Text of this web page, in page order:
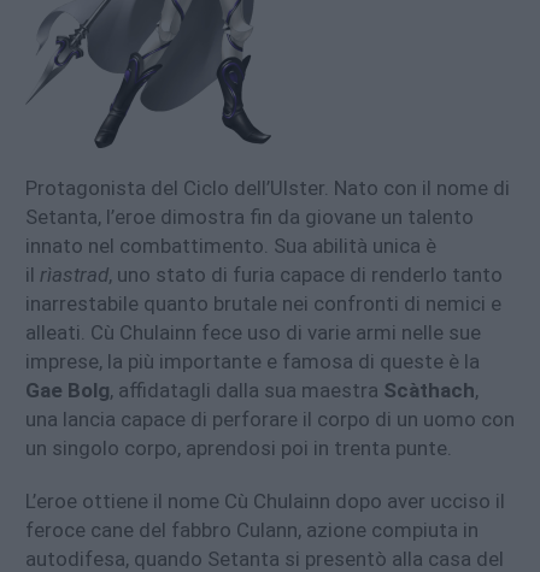
Protagonista del Ciclo dell’Ulster. Nato con il nome di
Setanta, l’eroe dimostra fin da giovane un talento
innato nel combattimento. Sua abilità unica è
il rìastrad, uno stato di furia capace di renderlo tanto
inarrestabile quanto brutale nei confronti di nemici e
alleati. Cù Chulainn fece uso di varie armi nelle sue
imprese, la più importante e famosa di queste è la
Gae Bolg, affidatagli dalla sua maestra Scàthach,
una lancia capace di perforare il corpo di un uomo con
un singolo corpo, aprendosi poi in trenta punte.
L’eroe ottiene il nome Cù Chulainn dopo aver ucciso il
feroce cane del fabbro Culann, azione compiuta in
autodifesa, quando Setanta si presentò alla casa del